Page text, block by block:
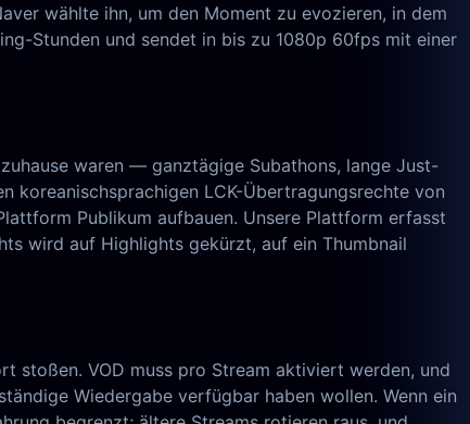
wählte ihn, um den Moment zu evozieren, in dem
Stunden und sendet in bis zu 1080p 60fps mit einer
waren — ganztägige Subathons, lange Just-
koreanischsprachigen LCK-Übertragungsrechte von
Publikum aufbauen. Unsere Plattform erfasst
wird auf Highlights gekürzt, auf ein Thumbnail
stoßen. VOD muss pro Stream aktiviert werden, und
Wiedergabe verfügbar haben wollen. Wenn ein